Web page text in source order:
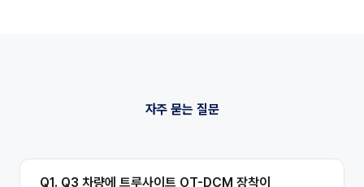
자주 묻는 질문
Q1. Q3 차량에 트루사이트 OT-DCM 장착이